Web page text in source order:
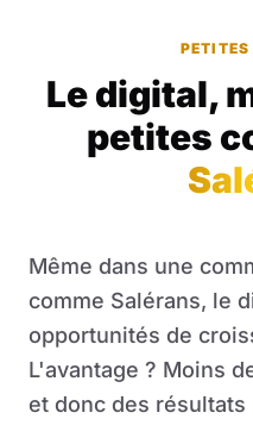
PETITES
Le digital,
petites
Même dans une
comme Salérans, le
opportunités de
L'avantage ? Moins
et donc des résultats